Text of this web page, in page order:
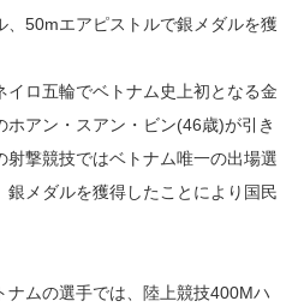
、50mエアピストルで銀メダルを獲
ロ五輪でベトナム史上初となる金
ホアン・スアン・ビン(46歳)が引き
撃競技ではベトナム唯一の出場選
メダルを獲得したことにより国民
ナムの選手では、陸上競技400Mハ